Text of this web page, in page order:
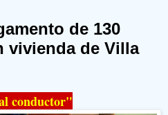
de 130
vivienda de Villa
conductor"